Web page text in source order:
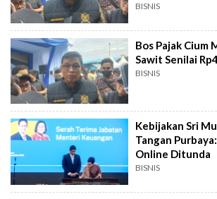
BISNIS
Bos Pajak Cium
Sawit Senilai
BISNIS
Kebijakan Sri
Tangan
Online Ditunda
BISNIS